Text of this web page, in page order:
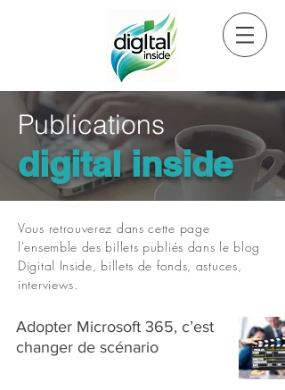
Publications
digital inside
Vous retrouverez dans cette page
l'ensemble des billets publiés dans le blog
Digital Inside, billets de fonds, astuces,
interviews.
Adopter Microsoft 365, c’est
changer de scénario